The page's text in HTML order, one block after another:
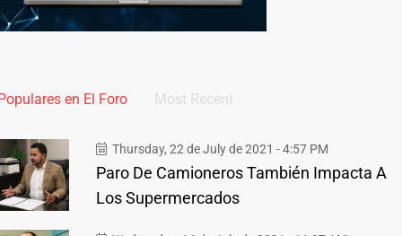
en El Foro Most Recent
Thursday, 22 de July de 2021 - 4:57 PM
Paro De Camioneros También Impacta A
Los Supermercados